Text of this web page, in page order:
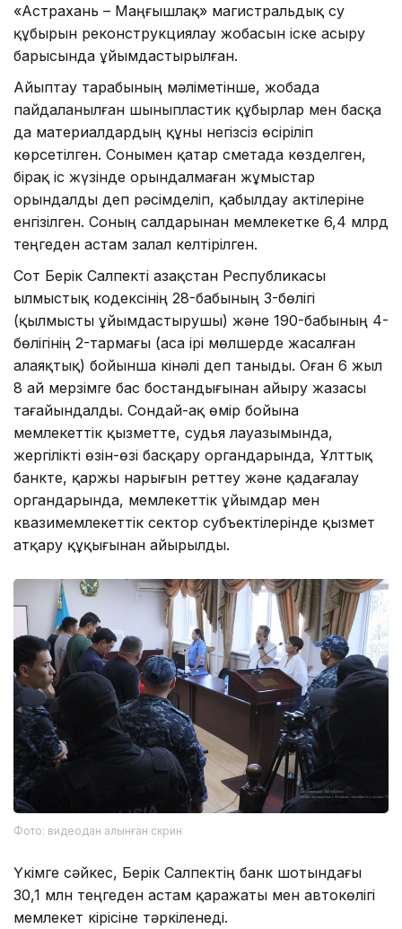
«Астрахань – Маңғышлақ» магистральдық су
құбырын реконструкциялау жобасын іске асыру
барысында ұйымдастырылған.
Айыптау тарабының мәліметінше, жобада
пайдаланылған шыныпластик құбырлар мен басқа
да материалдардың құны негізсіз өсіріліп
көрсетілген. Сонымен қатар сметада көзделген,
бірақ іс жүзінде орындалмаған жұмыстар
орындалды деп рәсімделіп, қабылдау актілеріне
енгізілген. Соның салдарынан мемлекетке 6,4 млрд
теңгеден астам залал келтірілген.
Сот Берік Салпекті Қазақстан Республикасы
Қылмыстық кодексінің 28-бабының 3-бөлігі
(қылмысты ұйымдастырушы) және 190-бабының 4-
бөлігінің 2-тармағы (аса ірі мөлшерде жасалған
алаяқтық) бойынша кінәлі деп таныды. Оған 6 жыл
8 ай мерзімге бас бостандығынан айыру жазасы
тағайындалды. Сондай-ақ өмір бойына
мемлекеттік қызметте, судья лауазымында,
жергілікті өзін-өзі басқару органдарында, Ұлттық
банкте, қаржы нарығын реттеу және қадағалау
органдарында, мемлекеттік ұйымдар мен
квазимемлекеттік сектор субъектілерінде қызмет
атқару құқығынан айырылды.
Фото: видеодан алынған скрин
Үкімге сәйкес, Берік Салпектің банк шотындағы
30,1 млн теңгеден астам қаражаты мен автокөлігі
мемлекет кірісіне тәркіленеді.